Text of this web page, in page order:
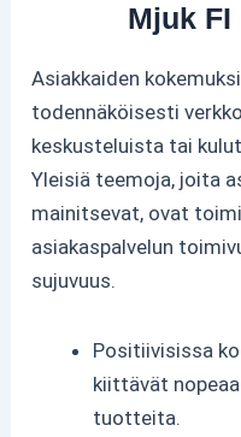
Mjuk
Asiakkaiden
todennäköisesti
keskusteluista tai
Yleisiä teemoja, joita
mainitsevat, ovat
asiakaspalvelun
sujuvuus.
Positiivisissa
kiittävät
tuotteita.